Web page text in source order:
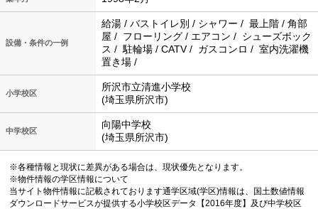
設備・条件の一例
給湯 / バストイレ別 / シャワー / 最上階 / 角部
屋 / フローリング / エアコン / シューズボック
ス / 駐輪場 / CATV / ガスコンロ / 室内洗濯機
置き場 /
小学校区
所沢市立清進小学校
(埼玉県所沢市)
中学校区
向陽中学校
(埼玉県所沢市)
※各種情報と現状に差異がある場合は、現状優先となります。
※物件情報の学区情報について
当サイト物件情報に記載されております通学区域(学区)情報は、国土数値情報
ダウンロードサービスが提供する小学校区データ【2016年度】及び中学校区